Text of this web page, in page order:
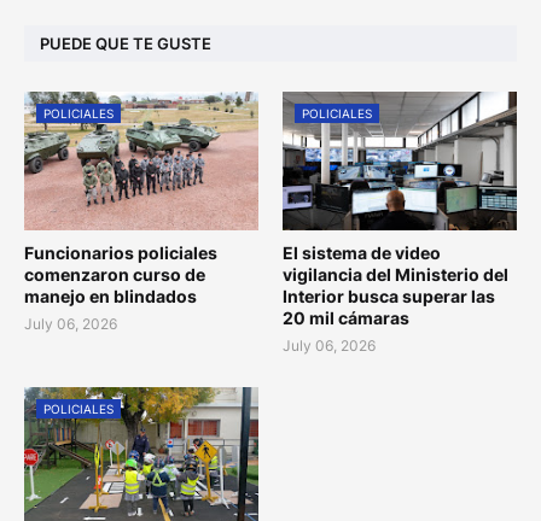
PUEDE QUE TE GUSTE
POLICIALES
Funcionarios policiales
comenzaron curso de
manejo en blindados
July 06, 2026
POLICIALES
El sistema de video
vigilancia del Ministerio del
Interior busca superar las
20 mil cámaras
July 06, 2026
POLICIALES